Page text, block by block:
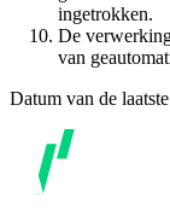
ingetrokken.
De
van
Datum van de